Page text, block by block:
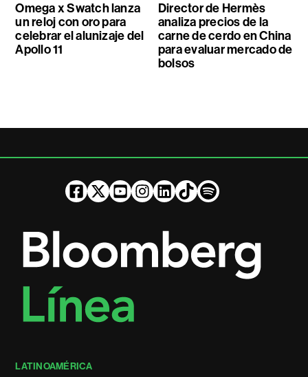
Omega x Swatch lanza
un reloj con oro para
celebrar el alunizaje del
Apollo 11
Director de Hermès
analiza precios de la
carne de cerdo en China
para evaluar mercado de
bolsos
LATINOAMÉRICA